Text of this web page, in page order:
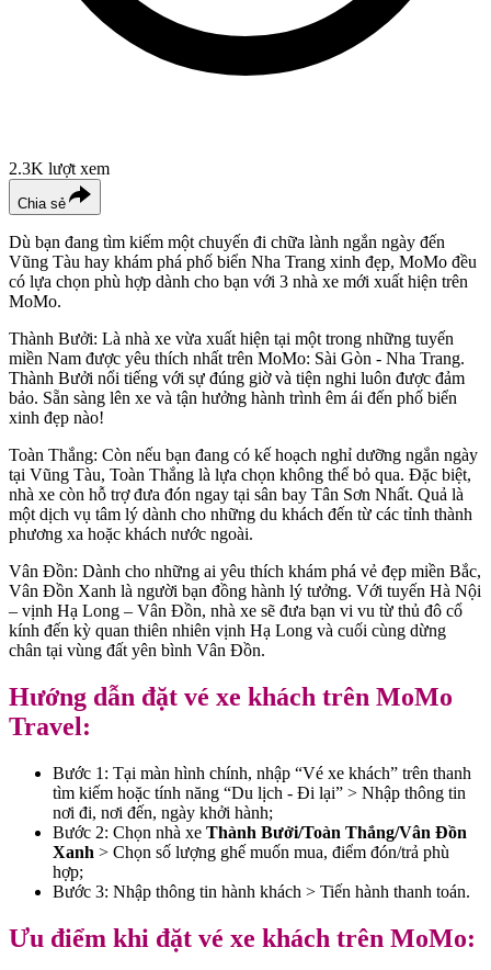
2.3K lượt xem
Chia sẻ
Dù bạn đang tìm kiếm một chuyến đi chữa lành ngắn ngày đến
Vũng Tàu hay khám phá phố biển Nha Trang xinh đẹp, MoMo đều
có lựa chọn phù hợp dành cho bạn với 3 nhà xe mới xuất hiện trên
MoMo.
Thành Bưởi: Là nhà xe vừa xuất hiện tại một trong những tuyến
miền Nam được yêu thích nhất trên MoMo: Sài Gòn - Nha Trang.
Thành Bưởi nổi tiếng với sự đúng giờ và tiện nghi luôn được đảm
bảo. Sẵn sàng lên xe và tận hưởng hành trình êm ái đến phố biển
xinh đẹp nào!
Toàn Thắng: Còn nếu bạn đang có kế hoạch nghỉ dưỡng ngắn ngày
tại Vũng Tàu, Toàn Thắng là lựa chọn không thể bỏ qua. Đặc biệt,
nhà xe còn hỗ trợ đưa đón ngay tại sân bay Tân Sơn Nhất. Quả là
một dịch vụ tâm lý dành cho những du khách đến từ các tỉnh thành
phương xa hoặc khách nước ngoài.
Vân Đồn: Dành cho những ai yêu thích khám phá vẻ đẹp miền Bắc,
Vân Đồn Xanh là người bạn đồng hành lý tưởng. Với tuyến Hà Nội
– vịnh Hạ Long – Vân Đồn, nhà xe sẽ đưa bạn vi vu từ thủ đô cổ
kính đến kỳ quan thiên nhiên vịnh Hạ Long và cuối cùng dừng
chân tại vùng đất yên bình Vân Đồn.
Hướng dẫn đặt vé xe khách trên MoMo
Travel:
Bước 1: Tại màn hình chính, nhập “Vé xe khách” trên thanh
tìm kiếm hoặc tính năng “Du lịch - Đi lại” > Nhập thông tin
nơi đi, nơi đến, ngày khởi hành;
Bước 2: Chọn nhà xe Thành Bưởi/Toàn Thắng/Vân Đồn
Xanh > Chọn số lượng ghế muốn mua, điểm đón/trả phù
hợp;
Bước 3: Nhập thông tin hành khách > Tiến hành thanh toán.
Ưu điểm khi đặt vé xe khách trên MoMo: